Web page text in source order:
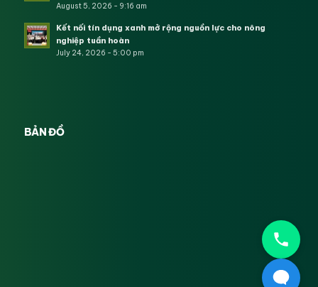
August 5, 2026 - 9:16 am
Kết nối tín dụng xanh mở rộng nguồn lực cho nông
nghiệp tuần hoàn
July 24, 2026 - 5:00 pm
BẢN ĐỒ